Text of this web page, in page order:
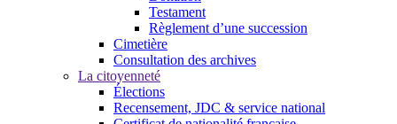
Testament
Règlement d’une succession
Cimetière
Consultation des archives
La citoyenneté
Élections
Recensement, JDC & service national